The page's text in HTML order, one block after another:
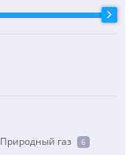
Природный газ 6